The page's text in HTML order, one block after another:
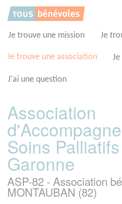
Je trouve une mission Je
Je trouve une association
J'ai une question
Association
Soins
Garonne
ASP-82 - Association
MONTAUBAN (82)
Panneau de gestion des cookies